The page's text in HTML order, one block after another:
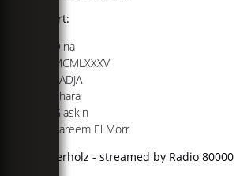
Court:
Dina
MCMLXXXV
AADJA
Phara
Glaskin
Kareem El Morr
Unterholz - streamed by Radio 80000